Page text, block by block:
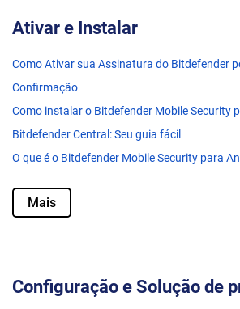
Ativar e Instalar
Como Ativar sua Assinatura do Bitdefender
Confirmação
Como instalar o Bitdefender Mobile Security
Bitdefender Central: Seu guia fácil
O que é o Bitdefender Mobile Security para
Mais
Configuração e Solução de